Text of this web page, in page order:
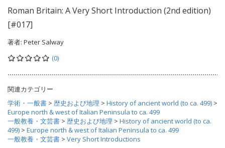
Roman Britain: A Very Short Introduction (2nd edition)
[#017]
著者: Peter Salway
(0)
関連カテゴリー
学術・一般書 > 歴史および地理 > History of ancient world (to ca. 499) >
Europe north & west of Italian Peninsula to ca. 499
一般教養・文芸書 > 歴史および地理 > History of ancient world (to ca.
499) > Europe north & west of Italian Peninsula to ca. 499
一般教養・文芸書 > Very Short Introductions